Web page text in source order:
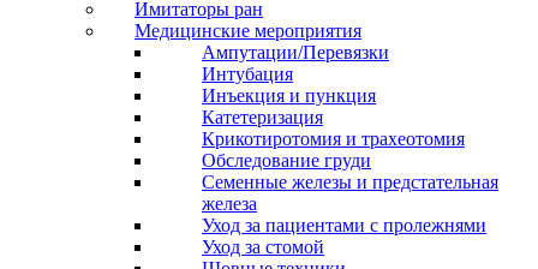
Имитаторы ран
Медицинские мероприятия
Ампутации/Перевязки
Интубация
Инъекция и пункция
Катетеризация
Крикотиротомия и трахеотомия
Обследование груди
Семенные железы и предстательная
железа
Уход за пациентами с пролежнями
Уход за стомой